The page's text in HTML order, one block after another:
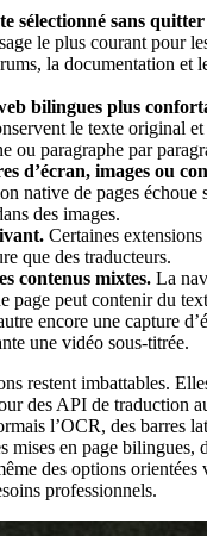
sélectionné sans quitter
le plus courant pour
la documentation et
bilingues plus
le texte original
ou paragraphe par
d’écran, images ou
native de pages échoue
des images.
Certaines
que des traducteurs.
contenus mixtes. La
page peut contenir du
encore une capture
une vidéo sous-titrée.
restent imbattables.
des API de traduction
l’OCR, des barres
mises en page bilingues,
des options orientées
professionnels.